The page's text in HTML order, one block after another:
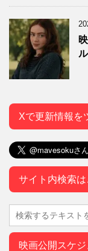
Xで更新情報を
サイト内検索は
映画公開スケ